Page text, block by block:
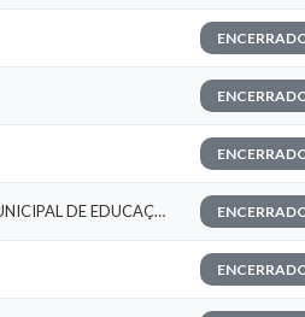
EDITAL N° 001/2020 – 1ª CONVOCAÇÃO DO PROCESSO SELETIVO SIMPLIFICADO DA SECRETARIA MUNICIPAL DE EDUCAÇÃO